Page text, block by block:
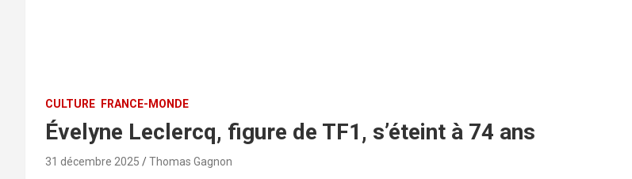
CULTURE FRANCE-MONDE
Évelyne Leclercq, figure de TF1, s’éteint à 74 ans
31 décembre 2025 Thomas Gagnon